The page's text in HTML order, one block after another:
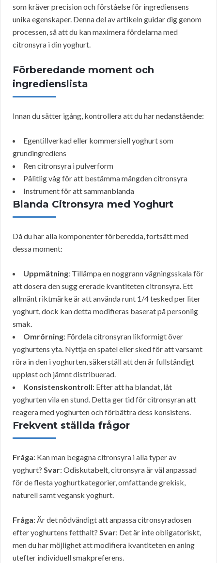
som kräver precision och förståelse för ingrediensens
unika egenskaper. Denna del av artikeln guidar dig genom
processen, så att du kan maximera fördelarna med
citronsyra i din yoghurt.
Förberedande moment och
ingredienslista
Innan du sätter igång, kontrollera att du har nedanstående:
Egentillverkad eller kommersiell yoghurt som
grundingrediens
Ren citronsyra i pulverform
Pålitlig våg för att bestämma mängden citronsyra
Instrument för att sammanblanda
Blanda Citronsyra med Yoghurt
Då du har alla komponenter förberedda, fortsätt med
dessa moment:
Uppmätning: Tillämpa en noggrann vägningsskala för
att dosera den sugg ererade kvantiteten citronsyra. Ett
allmänt riktmärke är att använda runt 1/4 tesked per liter
yoghurt, dock kan detta modifieras baserat på personlig
smak.
Omrörning: Fördela citronsyran likformigt över
yoghurtens yta. Nyttja en spatel eller sked för att varsamt
röra in den i yoghurten, säkerställ att den är fullständigt
uppløst och jämnt distribuerad.
Konsistenskontroll: Efter att ha blandat, låt
yoghurten vila en stund. Detta ger tid för citronsyran att
reagera med yoghurten och förbättra dess konsistens.
Frekvent ställda frågor
Fråga: Kan man begagna citronsyra i alla typer av
yoghurt? Svar: Odiskutabelt, citronsyra är väl anpassad
för de flesta yoghurtkategorier, omfattande grekisk,
naturell samt vegansk yoghurt.
Fråga: Är det nödvändigt att anpassa citronsyradosen
efter yoghurtens fetthalt? Svar: Det är inte obligatoriskt,
men du har möjlighet att modifiera kvantiteten en aning
utefter individuell smakpreferens.